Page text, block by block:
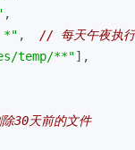
,
*" , // 每天午夜执行
temp/**"],
30天前的文件